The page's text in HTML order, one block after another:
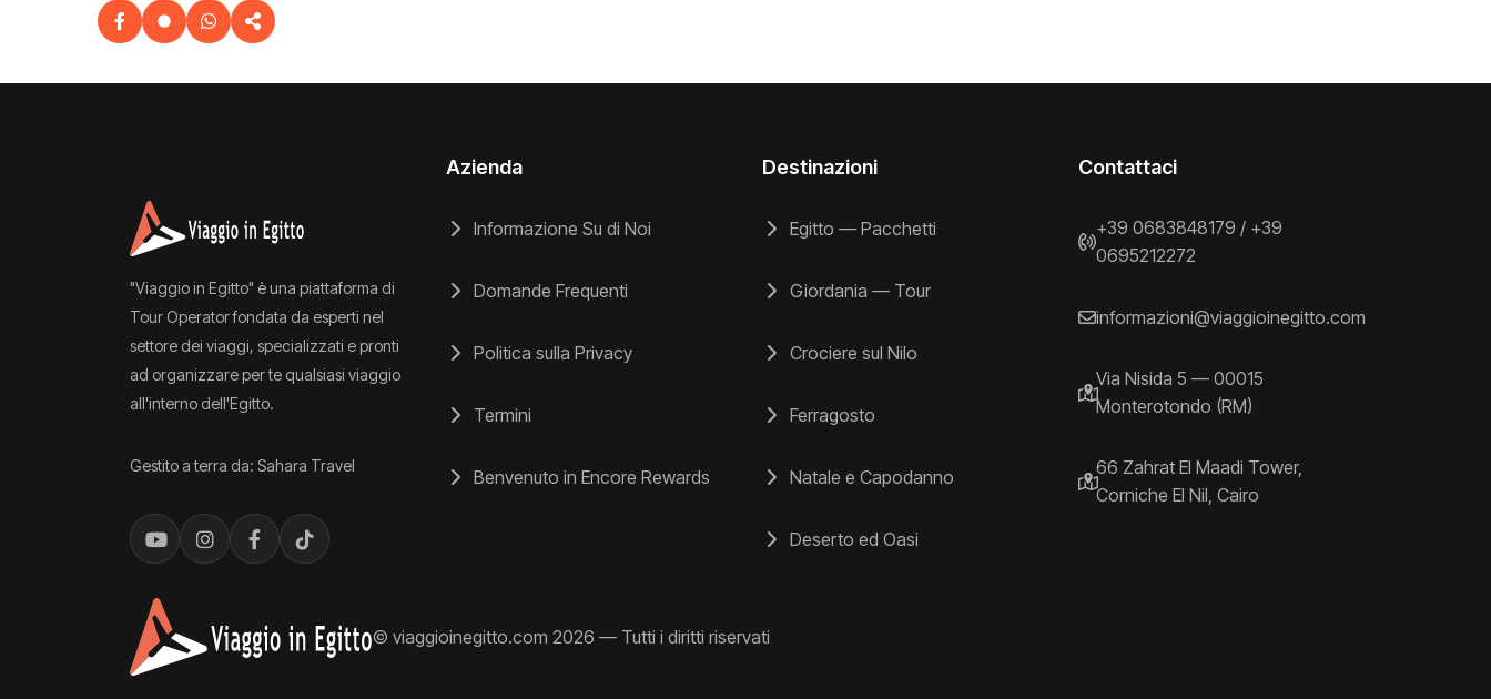
"Viaggio in Egitto" è una piattaforma di
Tour Operator fondata da esperti nel
settore dei viaggi, specializzati e pronti
ad organizzare per te qualsiasi viaggio
all'interno dell'Egitto.
Gestito a terra da: Sahara Travel
Azienda
Informazione Su di Noi
Domande Frequenti
Politica sulla Privacy
Termini
Benvenuto in Encore Rewards
Destinazioni
Egitto — Pacchetti
Giordania — Tour
Crociere sul Nilo
Ferragosto
Natale e Capodanno
Deserto ed Oasi
Contattaci
+39 0683848179 / +39
0695212272
informazioni@viaggioinegitto.com
Via Nisida 5 — 00015
Monterotondo (RM)
66 Zahrat El Maadi Tower,
Corniche El Nil, Cairo
© viaggioinegitto.com 2026 — Tutti i diritti riservati